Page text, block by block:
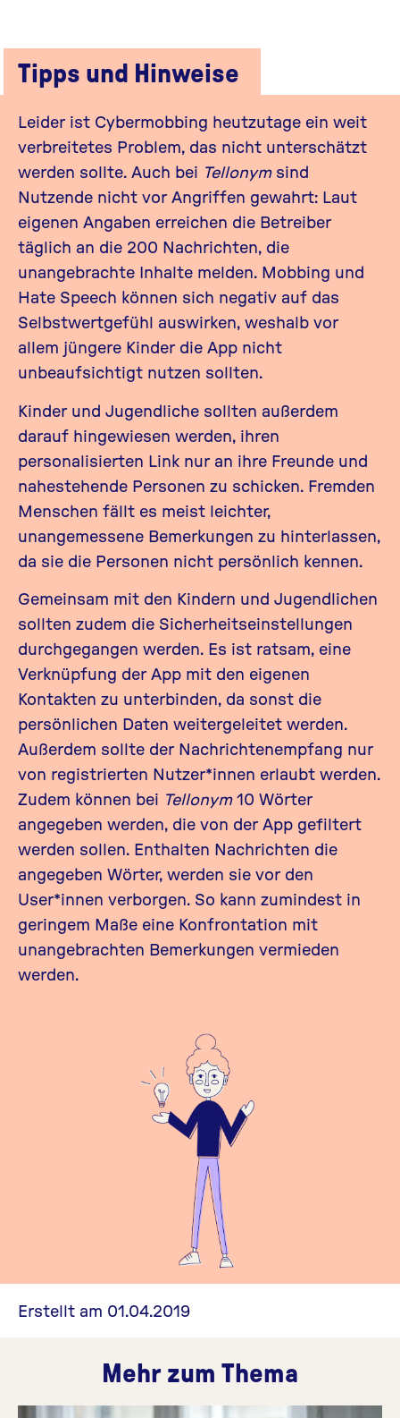
Tipps und Hinweise
Leider ist Cybermobbing heutzutage ein weit
verbreitetes Problem, das nicht unterschätzt
werden sollte. Auch bei Tellonymsind
Nutzende nicht vor Angriffen gewahrt: Laut
eigenen Angaben erreichen die Betreiber
täglich an die 200 Nachrichten, die
unangebrachte Inhalte melden. Mobbing und
Hate Speech können sich negativ auf das
Selbstwertgefühl auswirken, weshalb vor
allem jüngere Kinder die App nicht
unbeaufsichtigt nutzen sollten.
Kinder und Jugendliche sollten außerdem
darauf hingewiesen werden, ihren
personalisierten Link nur an ihre Freunde und
nahestehende Personen zu schicken. Fremden
Menschen fällt es meist leichter,
unangemessene Bemerkungen zu hinterlassen,
da sie die Personen nicht persönlich kennen.
Gemeinsam mit den Kindern und Jugendlichen
sollten zudem die Sicherheitseinstellungen
durchgegangen werden. Es ist ratsam, eine
Verknüpfung der App mit den eigenen
Kontakten zu unterbinden, da sonst die
persönlichen Daten weitergeleitet werden.
Außerdem sollte der Nachrichtenempfang nur
von registrierten Nutzer*innen erlaubt werden.
Zudem können bei Tellonym10 Wörter
angegeben werden, die von der App gefiltert
werden sollen. Enthalten Nachrichten die
angegeben Wörter, werden sie vor den
User*innen verborgen. So kann zumindest in
geringem Maße eine Konfrontation mit
unangebrachten Bemerkungen vermieden
werden.
Erstellt am 01.04.2019
Mehr zum Thema